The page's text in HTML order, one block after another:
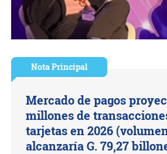
Nota Principal
Mercado de pagos
millones de
tarjetas en 2026
alcanzaría G. 79,27